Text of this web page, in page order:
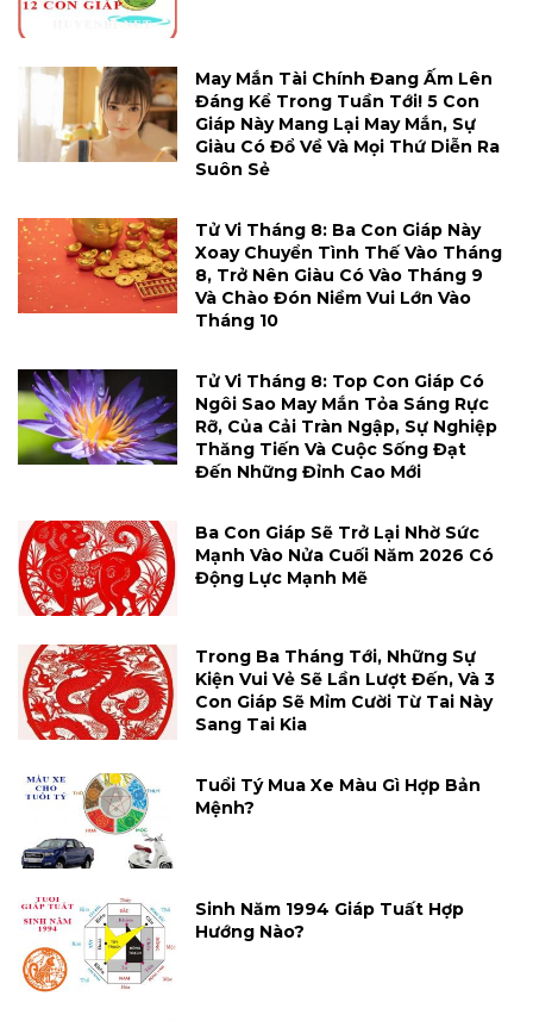
May Mắn Tài Chính Đang Ấm Lên
Đáng Kể Trong Tuần Tới! 5 Con
Giáp Này Mang Lại May Mắn, Sự
Giàu Có Đổ Về Và Mọi Thứ Diễn Ra
Suôn Sẻ
Tử Vi Tháng 8: Ba Con Giáp Này
Xoay Chuyển Tình Thế Vào Tháng
8, Trở Nên Giàu Có Vào Tháng 9
Và Chào Đón Niềm Vui Lớn Vào
Tháng 10
Tử Vi Tháng 8: Top Con Giáp Có
Ngôi Sao May Mắn Tỏa Sáng Rực
Rỡ, Của Cải Tràn Ngập, Sự Nghiệp
Thăng Tiến Và Cuộc Sống Đạt
Đến Những Đỉnh Cao Mới
Ba Con Giáp Sẽ Trở Lại Nhờ Sức
Mạnh Vào Nửa Cuối Năm 2026 Có
Động Lực Mạnh Mẽ
Trong Ba Tháng Tới, Những Sự
Kiện Vui Vẻ Sẽ Lần Lượt Đến, Và 3
Con Giáp Sẽ Mỉm Cười Từ Tai Này
Sang Tai Kia
Tuổi Tý Mua Xe Màu Gì Hợp Bản
Mệnh?
Sinh Năm 1994 Giáp Tuất Hợp
Hướng Nào?